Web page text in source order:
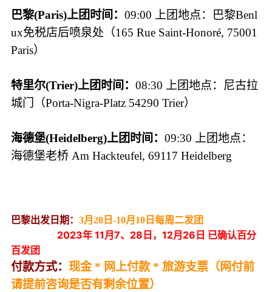
巴黎(Paris)上团时间：09:00 上团地点：巴黎Benl
ux免税店后喷泉处（165 Rue Saint-Honoré, 75001
Paris）
特里尔(Trier)上团时间：08:30 上团地点：尼古拉
城门（Porta-Nigra-Platz 54290 Trier）
海德堡(Heidelberg)上团时间：09:30 上团地点：
海德堡老桥 Am Hackteufel, 69117 Heidelberg
巴黎出发日期：3月28日-10月10日每周二发团
2023年 11月7、28日，12月26日 已确认百分
百发团
付款方式：现金 * 网上付款 * 旅游支票（网付前
请提前咨询是否有剩余位置）